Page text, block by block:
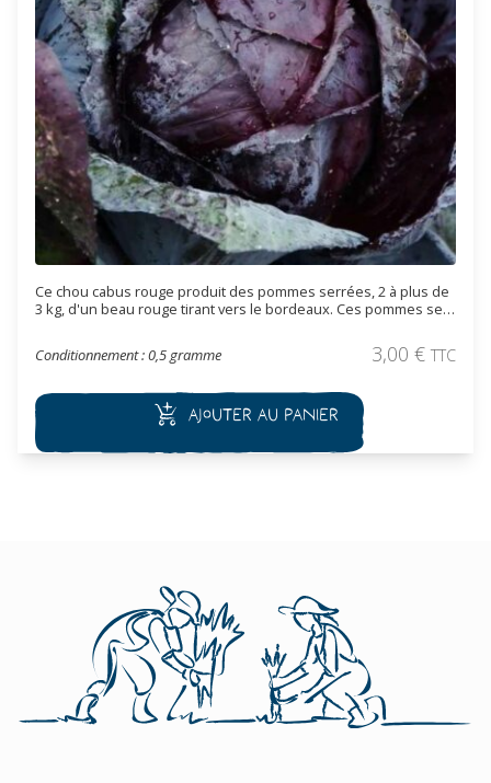
Ce chou cabus rouge produit des pommes serrées, 2 à plus de
3 kg, d'un beau rouge tirant vers le bordeaux. Ces pommes se
Conditionnement : 0,5 gramme 3,00 € TTC
Ajouter au panier